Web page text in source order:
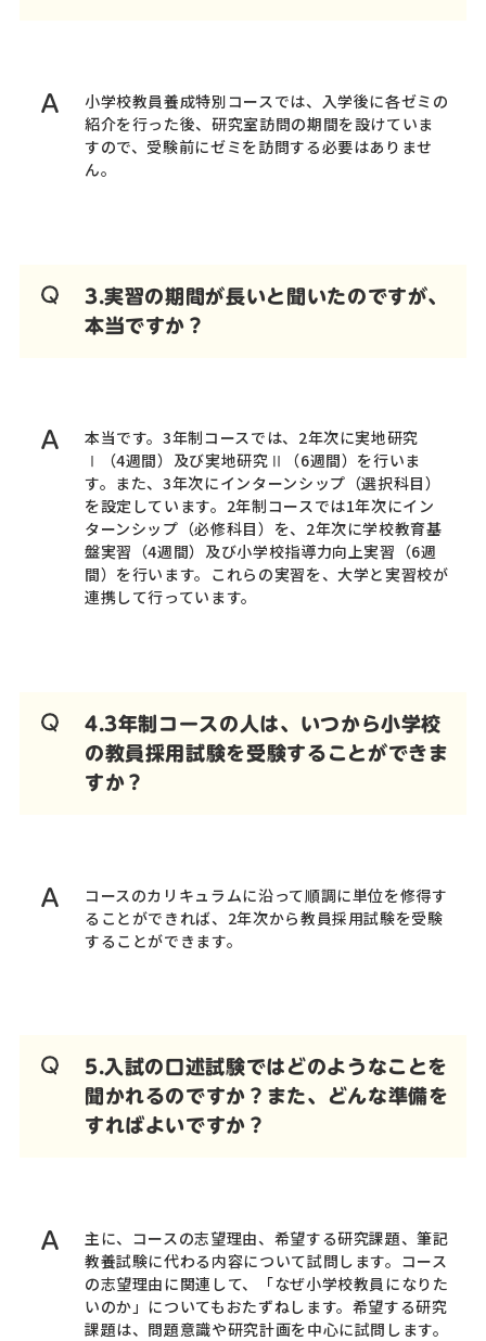
小学校教員養成特別コースでは、入学後に各ゼミの
紹介を行った後、研究室訪問の期間を設けていま
すので、受験前にゼミを訪問する必要はありませ
ん。
3.実習の期間が長いと聞いたのですが、
本当ですか？
本当です。3年制コースでは、2年次に実地研究
Ⅰ（4週間）及び実地研究Ⅱ（6週間）を行いま
す。また、3年次にインターンシップ（選択科目）
を設定しています。2年制コースでは1年次にイン
ターンシップ（必修科目）を、2年次に学校教育基
盤実習（4週間）及び小学校指導力向上実習（6週
間）を行います。これらの実習を、大学と実習校が
連携して行っています。
4.3年制コースの人は、いつから小学校
の教員採用試験を受験することができま
すか？
コースのカリキュラムに沿って順調に単位を修得す
ることができれば、2年次から教員採用試験を受験
することができます。
5.入試の口述試験ではどのようなことを
聞かれるのですか？また、どんな準備を
すればよいですか？
主に、コースの志望理由、希望する研究課題、筆記
教養試験に代わる内容について試問します。コース
の志望理由に関連して、「なぜ小学校教員になりた
いのか」についてもおたずねします。希望する研究
課題は、問題意識や研究計画を中心に試問します。